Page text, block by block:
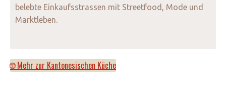
belebte Einkaufsstrassen mit Streetfood, Mode und
Marktleben.
🌐 Mehr zur Kantonesischen Küche